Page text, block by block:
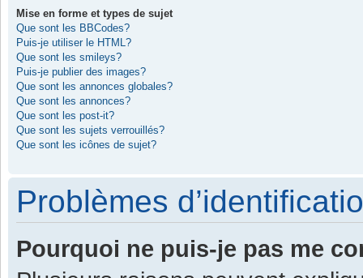
Mise en forme et types de sujet
Que sont les BBCodes?
Puis-je utiliser le HTML?
Que sont les smileys?
Puis-je publier des images?
Que sont les annonces globales?
Que sont les annonces?
Que sont les post-it?
Que sont les sujets verrouillés?
Que sont les icônes de sujet?
Problèmes
Pourquoi ne puis-je pas me